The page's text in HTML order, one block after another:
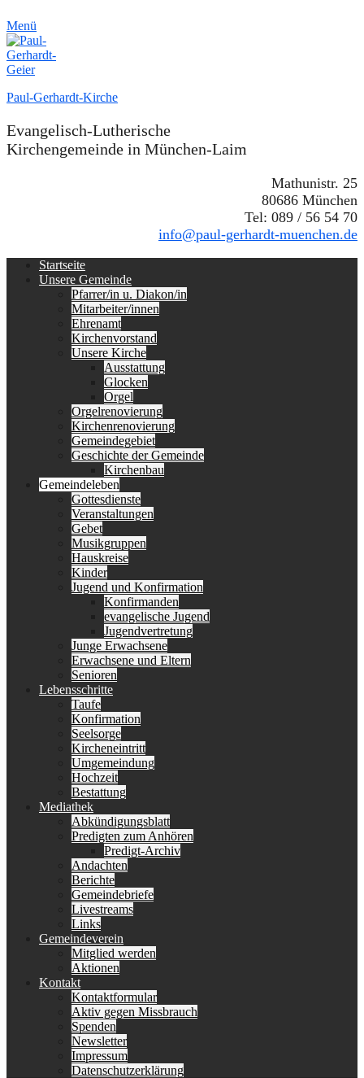
Menü
Paul-Gerhardt-Kirche
Evangelisch-Lutherische
Kirchengemeinde in München-Laim
Mathunistr. 25
80686 München
Tel: 089 / 56 54 70
info@paul-gerhardt-muenchen.de
Erstes
Menü
Startseite
Unsere Gemeinde
Pfarrer/in u. Diakon/in
Mitarbeiter/innen
Ehrenamt
Kirchenvorstand
Unsere Kirche
Ausstattung
Glocken
Orgel
Orgelrenovierung
Kirchenrenovierung
Gemeindegebiet
Geschichte der Gemeinde
Kirchenbau
Gemeindeleben
Gottesdienste
Veranstaltungen
Gebet
Musikgruppen
Hauskreise
Kinder
Jugend und Konfirmation
Konfirmanden
evangelische Jugend
Jugendvertretung
Junge Erwachsene
Erwachsene und Eltern
Senioren
Lebensschritte
Taufe
Konfirmation
Seelsorge
Kircheneintritt
Umgemeindung
Hochzeit
Bestattung
Mediathek
Abkündigungsblatt
Predigten zum Anhören
Predigt-Archiv
Andachten
Berichte
Gemeindebriefe
Livestreams
Links
Gemeindeverein
Mitglied werden
Aktionen
Kontakt
Kontaktformular
Aktiv gegen Missbrauch
Spenden
Newsletter
Impressum
Datenschutzerklärung